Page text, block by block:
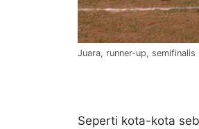
Juara, runner-up,
Seperti kota-kota